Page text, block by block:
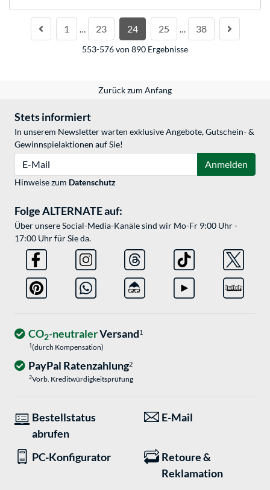
1 … 23 24 25 … 38
553-576 von 890 Ergebnisse
Zurück zum Anfang
Stets informiert
In unserem Newsletter warten exklusive Angebote, Gutschein- &
Gewinnspielaktionen auf Sie!
Anmelden
Hinweise zum Datenschutz
Folge ALTERNATE auf:
Über unsere Social-Media-Kanäle sind wir Mo-Fr 9:00 Uhr -
17:00 Uhr für Sie da.
CO2-neutralerVersand1
1(durch Kompensation)
PayPal Ratenzahlung2
2Vorb. Kreditwürdigkeitsprüfung
Bestellstatus
abrufen
E-Mail
PC-Konfigurator
Retoure &
Reklamation